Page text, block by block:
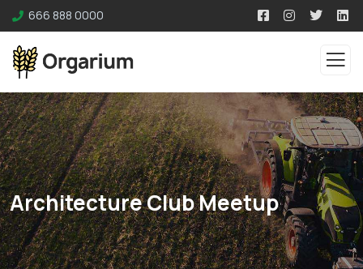
666 888 0000
Architecture Club Meetup